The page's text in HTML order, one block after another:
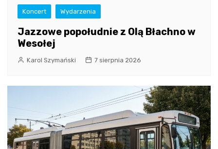
Koncert Wydarzenia
Jazzowe popołudnie z Olą Błachno w
Wesołej
Karol Szymański 7 sierpnia 2026